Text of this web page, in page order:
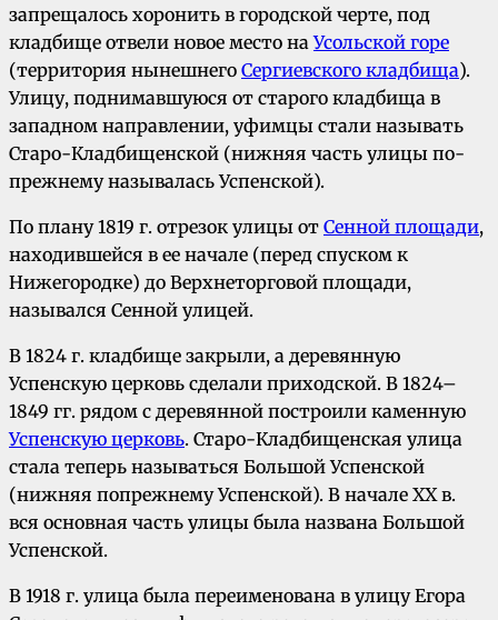
запрещалось хоронить в городской черте, под
кладбище отвели новое место наУсольской горе
(территория нынешнего Сергиевского кладбища).
Улицу, поднимавшуюся от старого кладбища в
западном направлении, уфимцы стали называть
Старо-Кладбищенской (нижняя часть улицы по-
прежнему называлась Успенской).
По плану 1819 г. отрезок улицы от Сенной площади,
находившейся в ее начале (перед спуском к
Нижегородке) до Верхнеторговой площади,
назывался Сенной улицей.
В 1824 г. кладбище закрыли, а деревянную
Успенскую церковь сделали приходской. В 1824–
1849 гг. рядом с деревянной построили каменную
Успенскую церковь. Старо-Кладбищенская улица
стала теперь называться Большой Успенской
(нижняя попрежнему Успенской). В начале XX в.
вся основная часть улицы была названа Большой
Успенской.
В 1918 г. улица была переименована в улицу Егора